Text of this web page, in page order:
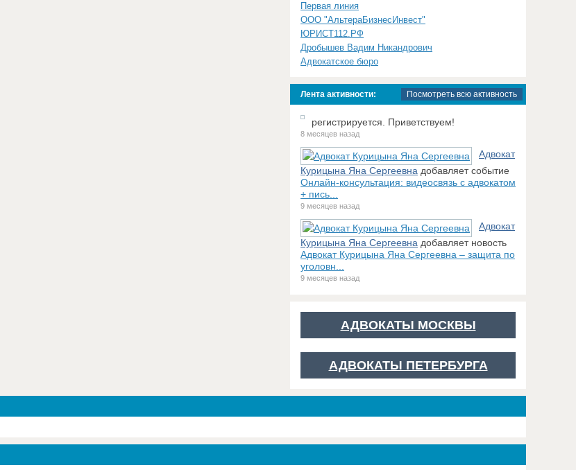
Первая линия
ООО "АльтераБизнесИнвест"
ЮРИСТ112.РФ
Дробышев Вадим Никандрович
Адвокатское бюро
Лента активности: Посмотреть всю активность
регистрируется. Приветствуем!
8 месяцев назад
Адвокат
Курицына Яна Сергеевна добавляет событие
Онлайн-консультация: видеосвязь с адвокатом
+ пись...
9 месяцев назад
Адвокат
Курицына Яна Сергеевна добавляет новость
Адвокат Курицына Яна Сергеевна – защита по
уголовн...
9 месяцев назад
АДВОКАТЫ МОСКВЫ
АДВОКАТЫ ПЕТЕРБУРГА